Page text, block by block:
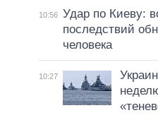
10:56 Удар по Киеву:
последствий
человека
10:27